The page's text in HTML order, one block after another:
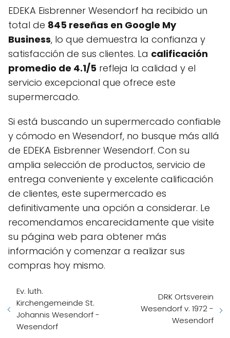
EDEKA Eisbrenner Wesendorf ha recibido un
total de 845 reseñas en Google My
Business, lo que demuestra la confianza y
satisfacción de sus clientes. La calificación
promedio de 4.1/5 refleja la calidad y el
servicio excepcional que ofrece este
supermercado.
Si está buscando un supermercado confiable
y cómodo en Wesendorf, no busque más allá
de EDEKA Eisbrenner Wesendorf. Con su
amplia selección de productos, servicio de
entrega conveniente y excelente calificación
de clientes, este supermercado es
definitivamente una opción a considerar. Le
recomendamos encarecidamente que visite
su página web para obtener más
información y comenzar a realizar sus
compras hoy mismo.
Ev. luth.
Kirchengemeinde St.
Johannis Wesendorf -
Wesendorf
DRK Ortsverein
Wesendorf v. 1972 -
Wesendorf